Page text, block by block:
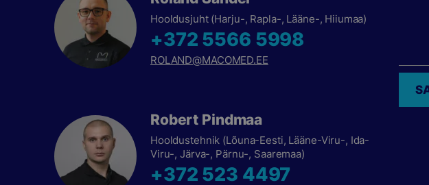
Hooldusjuht (Harju-, Rapla-, Lääne-, Hiiumaa)
+372 5566 5998
ROLAND@MACOMED.EE
Robert Pindmaa
Hooldustehnik (Lõuna-Eesti, Lääne-Viru-, Ida-
Viru-, Järva-, Pärnu-, Saaremaa)
+372 523 4497